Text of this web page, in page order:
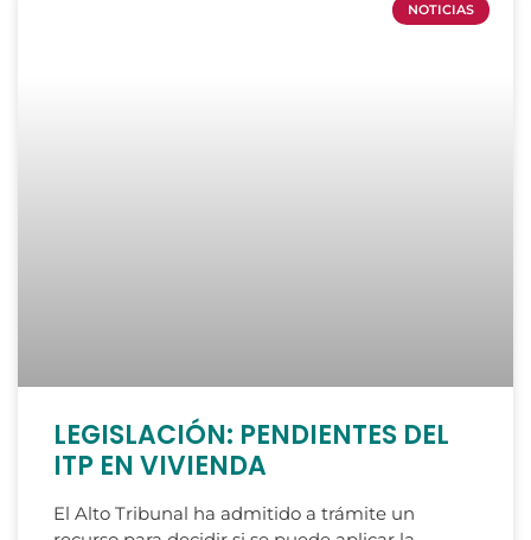
NOTICIAS
LEGISLACIÓN: PENDIENTES DEL
ITP EN VIVIENDA
El Alto Tribunal ha admitido a trámite un